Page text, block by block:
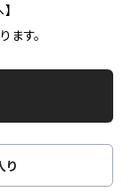
す。
り